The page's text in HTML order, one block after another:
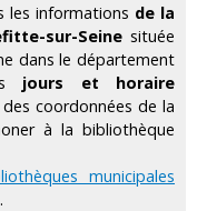
les informations de la
sur-Seine située
dans le département
jours et horaire
coordonnées de la
à la bibliothèque
municipales